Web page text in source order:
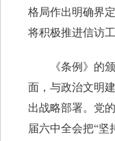
格局作出明确界
将积极推进信访
《条例》的颁
面，与政治文明
出战略部署。党
届六中全会把“坚